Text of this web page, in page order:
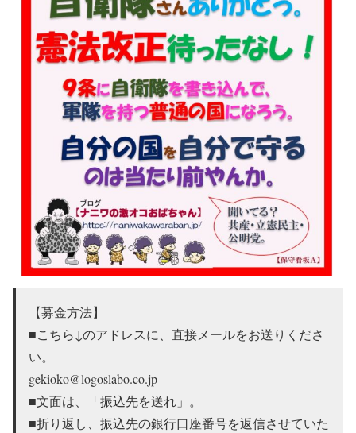
【募金方法】
■こちら↓のアドレスに、直接メールをお送りくださ
い。
gekioko@logoslabo.co.jp
■文面は、「振込先を送れ」。
■折り返し、振込先の銀行口座番号を返信させていた